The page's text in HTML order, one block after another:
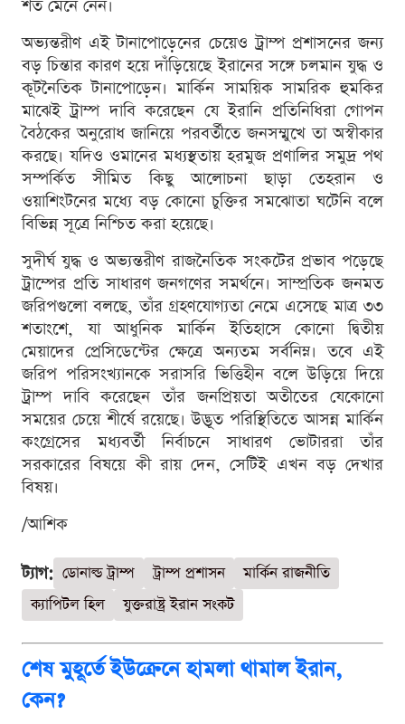
শর্ত মেনে নেন।
অভ্যন্তরীণ এই টানাপোড়েনের চেয়েও ট্রাম্প প্রশাসনের জন্য
বড় চিন্তার কারণ হয়ে দাঁড়িয়েছে ইরানের সঙ্গে চলমান যুদ্ধ ও
কূটনৈতিক টানাপোড়েন। মার্কিন সাময়িক সামরিক হুমকির
মাঝেই ট্রাম্প দাবি করেছেন যে ইরানি প্রতিনিধিরা গোপন
বৈঠকের অনুরোধ জানিয়ে পরবর্তীতে জনসম্মুখে তা অস্বীকার
করছে। যদিও ওমানের মধ্যস্থতায় হরমুজ প্রণালির সমুদ্র পথ
সম্পর্কিত সীমিত কিছু আলোচনা ছাড়া তেহরান ও
ওয়াশিংটনের মধ্যে বড় কোনো চুক্তির সমঝোতা ঘটেনি বলে
বিভিন্ন সূত্রে নিশ্চিত করা হয়েছে।
সুদীর্ঘ যুদ্ধ ও অভ্যন্তরীণ রাজনৈতিক সংকটের প্রভাব পড়েছে
ট্রাম্পের প্রতি সাধারণ জনগণের সমর্থনে। সাম্প্রতিক জনমত
জরিপগুলো বলছে, তাঁর গ্রহণযোগ্যতা নেমে এসেছে মাত্র ৩৩
শতাংশে, যা আধুনিক মার্কিন ইতিহাসে কোনো দ্বিতীয়
মেয়াদের প্রেসিডেন্টের ক্ষেত্রে অন্যতম সর্বনিম্ন। তবে এই
জরিপ পরিসংখ্যানকে সরাসরি ভিত্তিহীন বলে উড়িয়ে দিয়ে
ট্রাম্প দাবি করেছেন তাঁর জনপ্রিয়তা অতীতের যেকোনো
সময়ের চেয়ে শীর্ষে রয়েছে। উদ্ভূত পরিস্থিতিতে আসন্ন মার্কিন
কংগ্রেসের মধ্যবর্তী নির্বাচনে সাধারণ ভোটাররা তাঁর
সরকারের বিষয়ে কী রায় দেন, সেটিই এখন বড় দেখার
বিষয়।
/আশিক
ট্যাগ: ডোনাল্ড ট্রাম্প ট্রাম্প প্রশাসন
মার্কিন রাজনীতি
ক্যাপিটল হিল
যুক্তরাষ্ট্র ইরান সংকট
শেষ মুহূর্তে ইউক্রেনে হামলা থামাল ইরান,
কেন?